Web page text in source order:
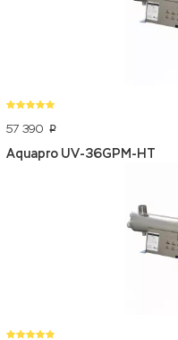
57 390 p
Aquapro UV-36GPM-HT